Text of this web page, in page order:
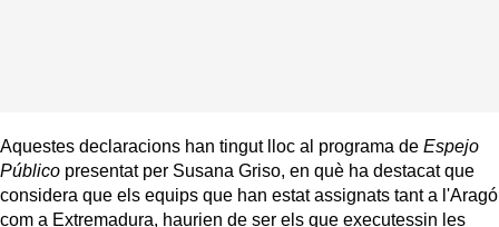
Aquestes declaracions han tingut lloc al programa de Espejo
Público presentat per Susana Griso, en què ha destacat que
considera que els equips que han estat assignats tant a l'Aragó
com a Extremadura, haurien de ser els que executessin les